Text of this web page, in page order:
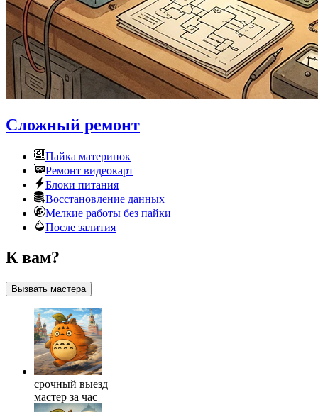
Сложный ремонт
Пайка материнок
Ремонт видеокарт
Блоки питания
Восстановление данных
Мелкие работы без пайки
После залития
К вам?
Вызвать мастера
срочный выезд
мастер за час